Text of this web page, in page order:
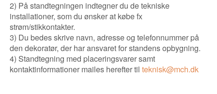
2) På standtegningen indtegner du de tekniske
installationer, som du ønsker at købe fx
strøm/stikkontakter.
3) Du bedes skrive navn, adresse og telefonnummer på
den dekoratør, der har ansvaret for standens opbygning.
4) Standtegning med placeringsvarer samt
kontaktinformationer mailes herefter til teknisk@mch.dk